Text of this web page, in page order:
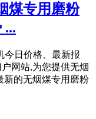
煤专用磨粉
...
今日价格、最新报
网站,为您提供无烟
新的无烟煤专用磨粉